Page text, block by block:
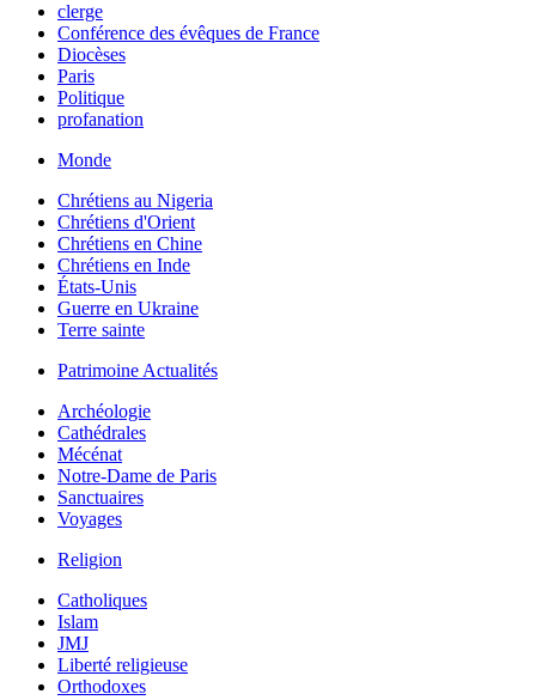
clerge
Conférence des évêques de France
Diocèses
Paris
Politique
profanation
Monde
Chrétiens au Nigeria
Chrétiens d'Orient
Chrétiens en Chine
Chrétiens en Inde
États-Unis
Guerre en Ukraine
Terre sainte
Patrimoine Actualités
Archéologie
Cathédrales
Mécénat
Notre-Dame de Paris
Sanctuaires
Voyages
Religion
Catholiques
Islam
JMJ
Liberté religieuse
Orthodoxes